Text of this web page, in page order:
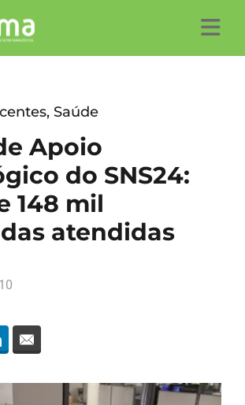
, Saúde
Apoio
do SNS24:
148 mil
atendidas